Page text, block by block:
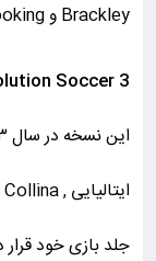
Brackley و Trevor Brooking استفاده می شود .
Soccer 3
جلد بازی خود